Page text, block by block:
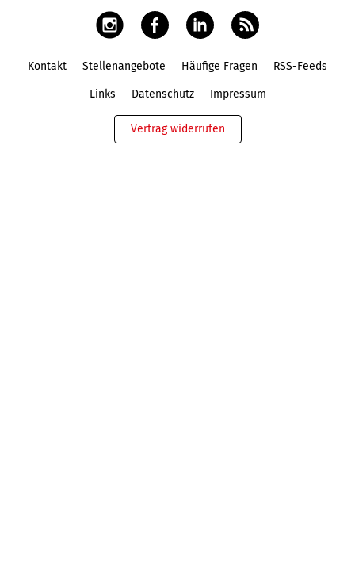
Kontakt Stellenangebote Häufige Fragen RSS-Feeds
Links Datenschutz Impressum
Vertrag widerrufen